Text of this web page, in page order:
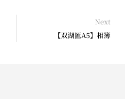
Next
【双湖匯A5】相簿